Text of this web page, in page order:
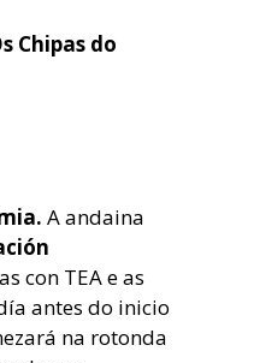
Chipas do
A andaina
con TEA e as
antes do inicio
na rotonda